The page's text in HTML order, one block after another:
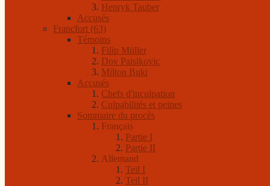
Henryk Tauber
Accusés
Francfort (63)
Témoins
Filip Müller
Dov Paisikovic
Milton Buki
Accusés
Chefs d'inculpation
Culpabilités et peines
Sommaire du procès
Français
Partie I
Partie II
Allemand
Teil I
Teil II